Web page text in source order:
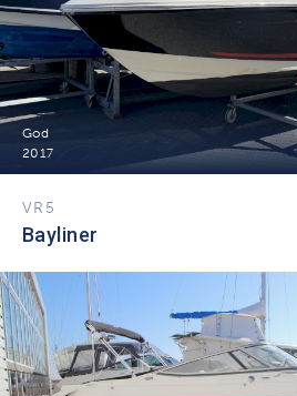
God
2017
VR5
Bayliner